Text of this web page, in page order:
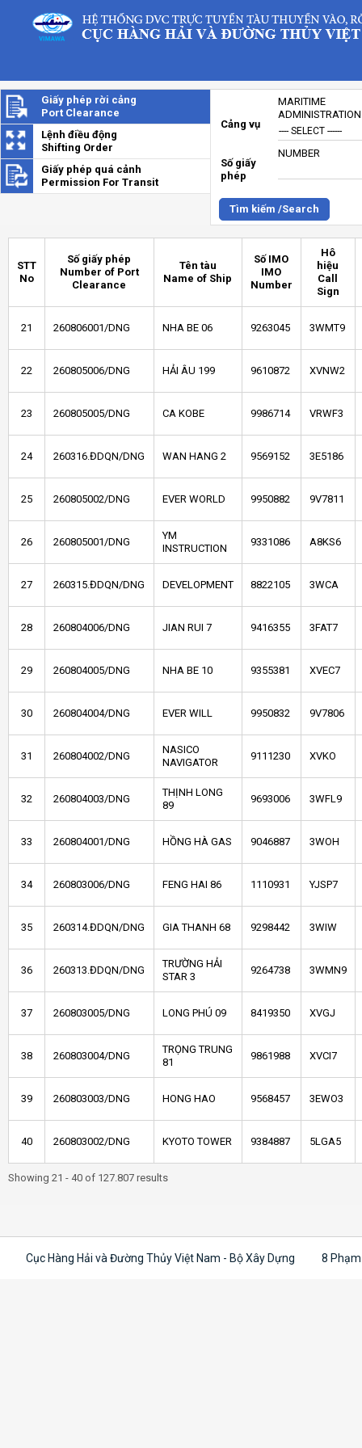
Giấy phép rời cảng
Port Clearance
Lệnh điều động
Shifting Order
Giấy phép quá cảnh
Permission For Transit
Cảng vụ
MARITIME
Số giấy
phép
NUMBER
Tìm kiếm /Search
STT
No
Số giấy phép
Number of Port
Clearance
Tên tàu
Name of Ship
Số IMO
IMO
Number
Hô
hiệu
Call
Sign
21 260806001/DNG NHA BE 06 9263045 3WMT9
22 260805006/DNG HẢI ÂU 199 9610872 XVNW2
23 260805005/DNG CA KOBE 9986714 VRWF3
24 260316.ĐDQN/DNG WAN HANG 2 9569152 3E5186
25 260805002/DNG EVER WORLD 9950882 9V7811
26 260805001/DNG
YM
INSTRUCTION
9331086 A8KS6
27 260315.ĐDQN/DNG DEVELOPMENT 8822105 3WCA
28 260804006/DNG JIAN RUI 7 9416355 3FAT7
29 260804005/DNG NHA BE 10 9355381 XVEC7
30 260804004/DNG EVER WILL 9950832 9V7806
31 260804002/DNG
NASICO
NAVIGATOR
9111230 XVKO
32 260804003/DNG
THỊNH LONG
89
9693006 3WFL9
33 260804001/DNG HỒNG HÀ GAS 9046887 3WOH
34 260803006/DNG FENG HAI 86 1110931 YJSP7
35 260314.ĐDQN/DNG GIA THANH 68 9298442 3WIW
36 260313.ĐDQN/DNG
TRƯỜNG HẢI
STAR 3
9264738 3WMN9
37 260803005/DNG LONG PHÚ 09 8419350 XVGJ
38 260803004/DNG
TRỌNG TRUNG
81
9861988 XVCI7
39 260803003/DNG HONG HAO 9568457 3EWO3
40 260803002/DNG KYOTO TOWER 9384887 5LGA5
Showing 21 - 40 of 127.807 results
Cục Hàng Hải và Đường Thủy Việt Nam - Bộ Xây Dựng 8 Phạm